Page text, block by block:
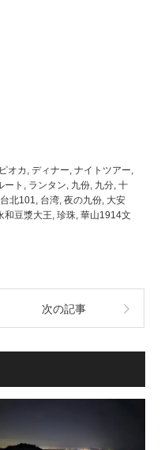
オカ , ディナー, ナイトツアー,
ート , ランタン, 九份, 九分, 十
台北101, 台湾, 夜の九份, 大安
和豆漿大王, 珍珠, 華山1914文
次の記事